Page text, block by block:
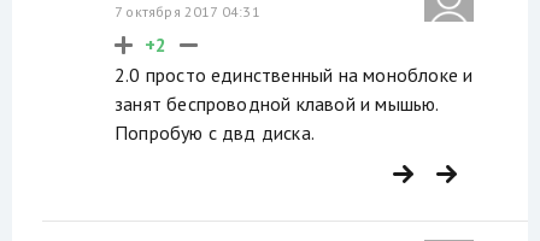
7 октября 2017 04:31
+2
2.0 просто единственный на моноблоке и
занят беспроводной клавой и мышью.
Попробую с двд диска.